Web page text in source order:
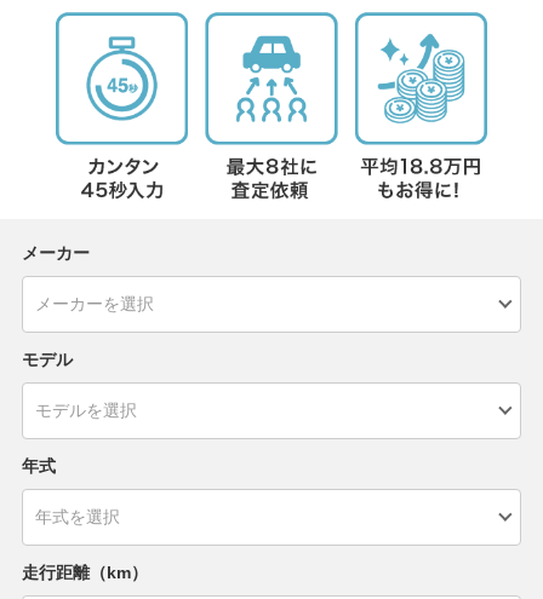
メーカー
モデル
年式
走行距離（km）